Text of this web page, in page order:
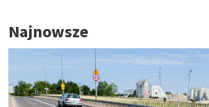
Najnowsze